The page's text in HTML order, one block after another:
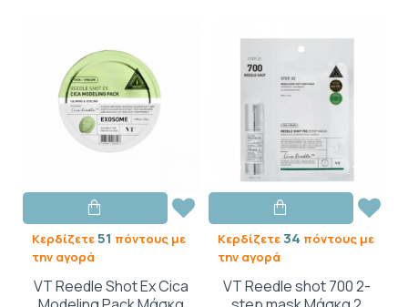
Κερδίζετε51 πόντους με
την αγορά
VT Reedle Shot Ex Cica
Κερδίζετε34 πόντους με
την αγορά
VT Reedle shot 700 2-